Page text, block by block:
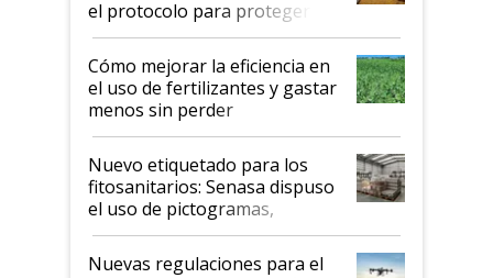
el protocolo para proteger la
propiedad intelectual
Cómo mejorar la eficiencia en
el uso de fertilizantes y gastar
menos sin perder
productividad en la campaña
fina
Nuevo etiquetado para los
fitosanitarios: Senasa dispuso
el uso de pictogramas,
palabras de advertencia e
indicaciones
Nuevas regulaciones para el